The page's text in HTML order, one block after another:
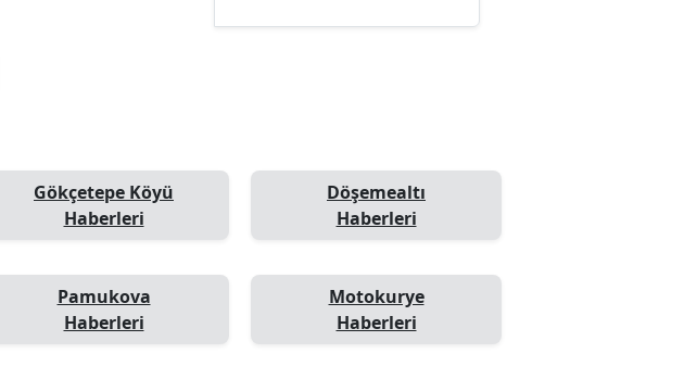
Gökçetepe Köyü
Haberleri
Döşemealtı
Haberleri
Pamukova
Haberleri
Motokurye
Haberleri